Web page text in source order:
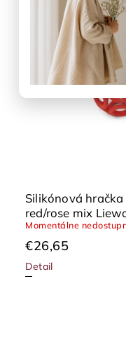
Silikónová
red/rose mix
Momentálne
€26,65
Detail